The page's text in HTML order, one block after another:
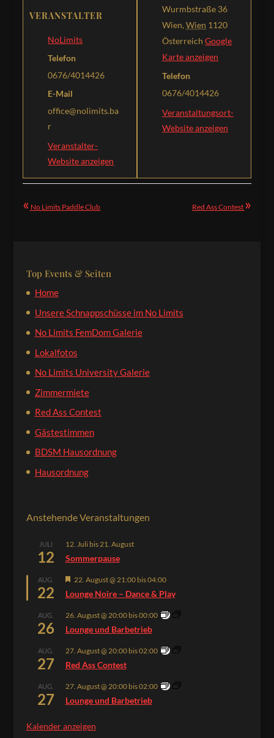
VERANSTALTER
NoLimits
Telefon
0676/4014426
E-Mail
office@nolimits.ba
r
Veranstalter-
Website anzeigen
Wurmbstraße 36
Wien, Wien 1120
Österreich Google
Karte anzeigen
Telefon
0676/4014426
Veranstaltungsort-
Website anzeigen
« No Limits Paddle Club Red Ass Contest »
Top Events & Seiten
Home
Unsere Schnappschüsse im No Limits
No Limits FemDom Galerie
Lokalfotos
No Limits University Galerie
Zimmermiete
Red Ass Contest
Gästestimmen
BDSM Hausordnung
Hausordnung
Anstehende Veranstaltungen
JULI
12
12. Julibis 21. August
Sommerpause
AUG.
22
Hervorgehoben
22. August @ 21:00bis04:00
Lounge Noire – Dance & Play
AUG.
26
26. August @ 20:00bis00:00
Lounge und Barbetrieb
AUG.
27
27. August @ 20:00bis02:00
Red Ass Contest
AUG.
27
27. August @ 20:00bis02:00
Lounge und Barbetrieb
Kalender anzeigen